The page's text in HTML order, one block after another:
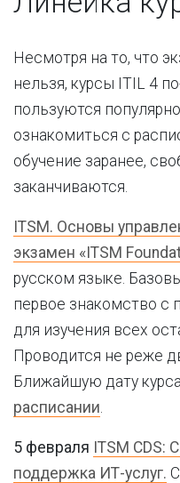
Несмотря на то, что
нельзя, курсы ITIL 4
пользуются
ознакомиться с
обучение заранее,
заканчиваются.
ITSM. Основы
экзамен «ITSM
русском языке.
первое знакомство
для изучения всех
Проводится не реже
Ближайшую дату
расписании.
5 февраля ITSM CDS:
поддержка ИТ-услуг.